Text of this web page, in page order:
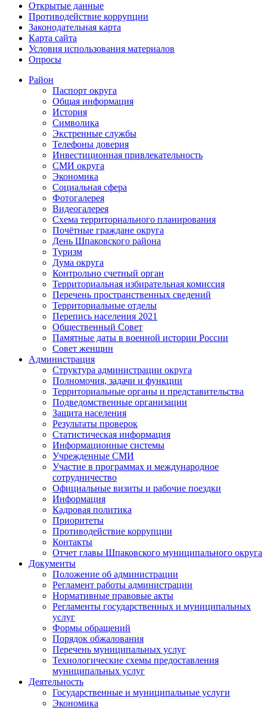
Открытые данные
Противодействие коррупции
Законодательная карта
Карта сайта
Условия использования материалов
Опросы
Район
Паспорт округа
Общая информация
История
Символика
Экстренные службы
Телефоны доверия
Инвестиционная привлекательность
СМИ округа
Экономика
Социальная сфера
Фотогалерея
Видеогалерея
Схема территориального планирования
Почётные граждане округа
День Шпаковского района
Туризм
Дума округа
Контрольно счетный орган
Территориальная избирательная комиссия
Перечень пространственных сведений
Территориальные отделы
Перепись населения 2021
Общественный Совет
Памятные даты в военной истории России
Совет женщин
Администрация
Структура администрации округа
Полномочия, задачи и функции
Территориальные органы и представительства
Подведомственные организации
Защита населения
Результаты проверок
Статистическая информация
Информационные системы
Учрежденные СМИ
Участие в программах и международное
сотрудничество
Официальные визиты и рабочие поездки
Информация
Кадровая политика
Приоритеты
Противодействие коррупции
Контакты
Отчет главы Шпаковского муниципального округа
Документы
Положение об администрации
Регламент работы администрации
Нормативные правовые акты
Регламенты государственных и муниципальных
услуг
Формы обращений
Порядок обжалования
Перечень муниципальных услуг
Технологические схемы предоставления
муниципальных услуг
Деятельность
Государственные и муниципальные услуги
Экономика